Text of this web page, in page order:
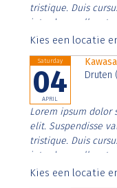
tristique. Duis
interdum nulla, ut
Aenean faucibus
Kies een locatie
Saturday
04
APRIL
Druten
Lorem ipsum dolor
elit. Suspendisse
tristique. Duis
interdum nulla, ut
Aenean faucibus
Kies een locatie